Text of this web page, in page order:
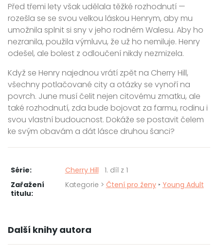
Před třemi lety však udělala těžké rozhodnutí —
rozešla se se svou velkou láskou Henrym, aby mu
umožnila splnit si sny v jeho rodném Walesu. Aby ho
nezranila, použila výmluvu, že už ho nemiluje. Henry
odešel, ale bolest z odloučení nikdy nezmizela.
Když se Henry najednou vrátí zpět na Cherry Hill,
všechny potlačované city a otázky se vynoří na
povrch. June musí čelit nejen citovému zmatku, ale
také rozhodnutí, zda bude bojovat za farmu, rodinu i
svou vlastní budoucnost. Dokáže se postavit čelem
ke svým obavám a dát lásce druhou šanci?
Série: Cherry Hill
1. díl z 1
Zařažení
titulu:
Kategorie > Čtení pro ženy‣ Young Adult
Další knihy autora